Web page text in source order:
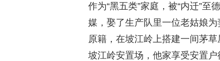
作为“黑五类”家庭，被“内迁”
媒，娶了生产队里一位老姑娘为
原籍，在坡江岭上搭建一间茅
坡江岭安置场，他家享受安置